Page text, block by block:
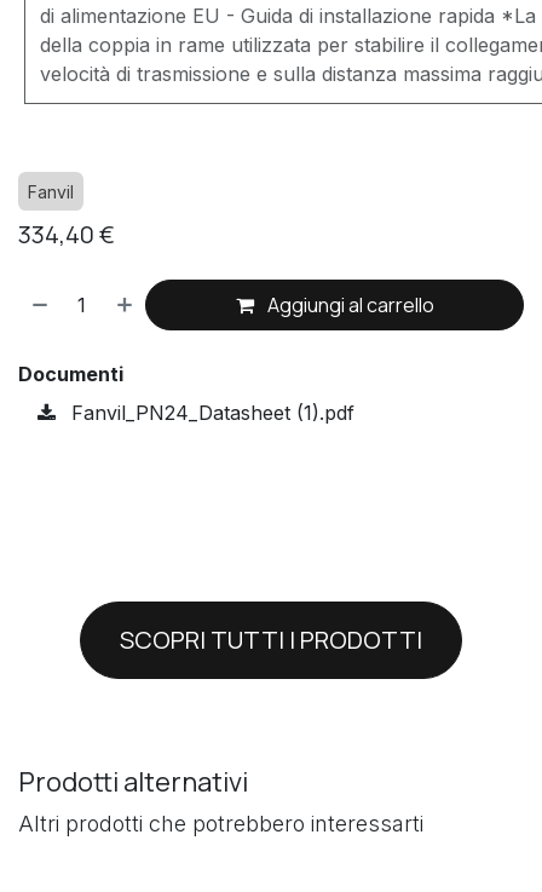
di alimentazione EU - Guida di installazione rapida
della coppia in rame utilizzata per stabilire il
velocità di trasmissione e sulla distanza massima
Fanvil
334,40€
Aggiungi al carrello
Documenti
Fanvil_PN24_Datasheet (1).pdf
SCOPRI TUTTI I PRODOTTI
Prodotti alternativi
Altri prodotti che potrebbero interessarti